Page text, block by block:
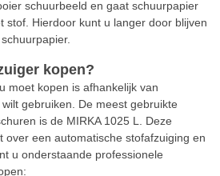
schuurbeeld en gaat schuurpapier
stof. Hierdoor kunt u langer door blijven
kopen?
moet kopen is afhankelijk van
gebruiken. De meest gebruikte
is de MIRKA 1025 L. Deze
over een automatische stofafzuiging en
u onderstaande professionele